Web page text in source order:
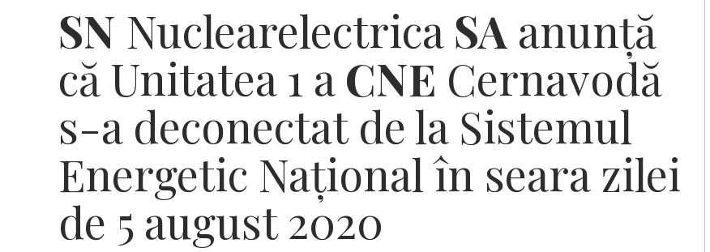
SN NuclearelectricaSA anunţă
că Unitatea 1 aCNE Cernavodă
s-a deconectat de la Sistemul
Energetic Național în seara zilei
de 5 august 2020